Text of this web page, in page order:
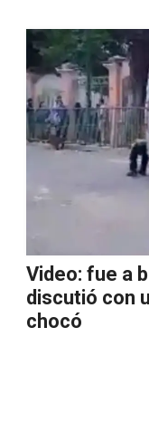
Video: fue a
discutió con
chocó